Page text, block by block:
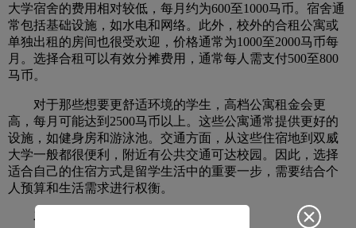
大学宿舍的费用相对较低，每月约为600至1000马币。宿舍通
常包括基础设施，如水电和网络。此外，校外的合租公寓或
单独出租的房间也很受欢迎，价格通常为1000至2000马币每
月。选择合租可以有效分摊费用，通常每人需支付500至800
马币。
对于那些想要更舒适环境的学生，高档公寓租金会更
高，每月可能达到2500马币以上。这些公寓通常提供更好的
设施，如健身房和游泳池。交通方面，从这些住宿地到双威
大学一般都很便利，附近有公共交通可达校园。因此，选择
适合自己的住宿方式是留学生活中的重要一步，需要结合个
人预算和生活需求进行权衡。
马来西亚双威大学餐饮支出一览